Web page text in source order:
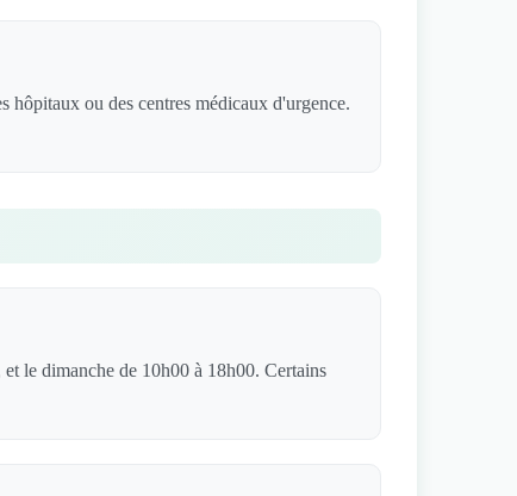
hôpitaux ou des centres médicaux d'urgence.
le dimanche de 10h00 à 18h00. Certains